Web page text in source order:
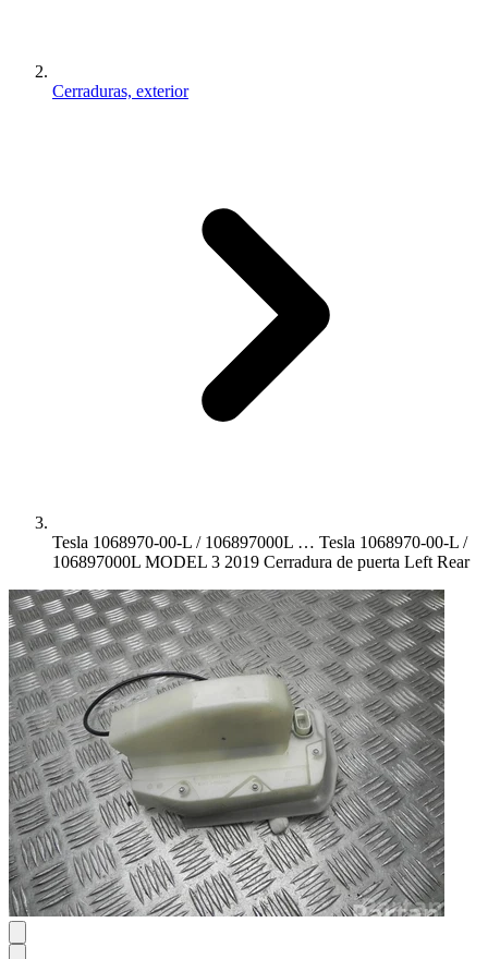
Cerraduras, exterior
Tesla 1068970-00-L / 106897000L … Tesla 1068970-00-L /
106897000L MODEL 3 2019 Cerradura de puerta Left Rear